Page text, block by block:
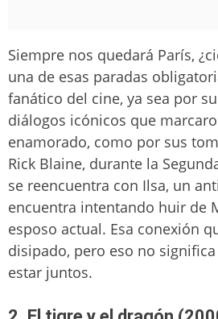
Siempre nos quedará París,
una de esas paradas
fanático del cine, ya sea por
diálogos icónicos que
enamorado, como por sus
Rick Blaine, durante la
se reencuentra con Ilsa, un
encuentra intentando huir de
esposo actual. Esa conexión
disipado, pero eso no
estar juntos.